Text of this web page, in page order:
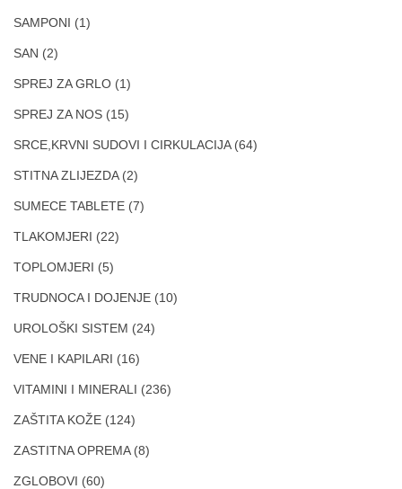
SAMPONI (1)
SAN (2)
SPREJ ZA GRLO (1)
SPREJ ZA NOS (15)
SRCE,KRVNI SUDOVI I CIRKULACIJA (64)
STITNA ZLIJEZDA (2)
SUMECE TABLETE (7)
TLAKOMJERI (22)
TOPLOMJERI (5)
TRUDNOCA I DOJENJE (10)
UROLOŠKI SISTEM (24)
VENE I KAPILARI (16)
VITAMINI I MINERALI (236)
ZAŠTITA KOŽE (124)
ZASTITNA OPREMA (8)
ZGLOBOVI (60)